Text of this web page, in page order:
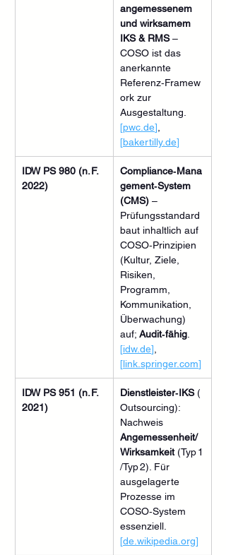
angemessenem
und wirksamem
IKS & RMS –
COSO ist das
anerkannte
Referenz‑Framew
ork zur
Ausgestaltung.
[pwc.de]
[bakertilly.de]
IDW PS 980 (n. F.
2022)
Compliance‑Mana
gement‑System
(CMS) –
Prüfungsstandard
baut inhaltlich auf
COSO‑Prinzipien
(Kultur, Ziele,
Risiken,
Programm,
Kommunikation,
Überwachung)
auf; Audit‑fähig
[idw.de]
[link.springer.com]
IDW PS 951 (n. F.
2021)
Dienstleister‑IKS (
Outsourcing):
Nachweis
Angemessenheit/
Wirksamkeit (Typ 1
/Typ 2). Für
ausgelagerte
Prozesse im
COSO‑System
essenziell.
[de.wikipedia.org]